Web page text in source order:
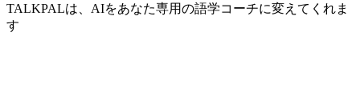
TALKPALは、AIをあなた専用の語学コーチに変えてくれま
す